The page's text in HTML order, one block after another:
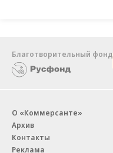
Благотворительный фонд
О «Коммерсанте»
Архив
Контакты
Реклама